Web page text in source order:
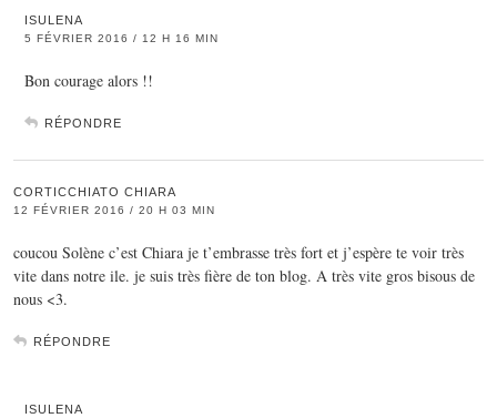
ISULENA
5 FÉVRIER 2016 / 12 H 16 MIN
Bon courage alors !!
RÉPONDRE
CORTICCHIATO CHIARA
12 FÉVRIER 2016 / 20 H 03 MIN
coucou Solène c’est Chiara je t’embrasse très fort et j’espère te voir très
vite dans notre ile. je suis très fière de ton blog. A très vite gros bisous de
nous <3.
RÉPONDRE
ISULENA